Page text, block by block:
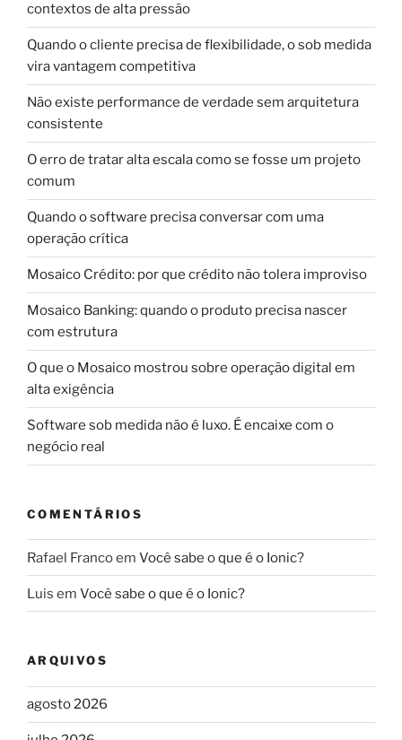
contextos de alta pressão
Quando o cliente precisa de flexibilidade, o sob medida
vira vantagem competitiva
Não existe performance de verdade sem arquitetura
consistente
O erro de tratar alta escala como se fosse um projeto
comum
Quando o software precisa conversar com uma
operação crítica
Mosaico Crédito: por que crédito não tolera improviso
Mosaico Banking: quando o produto precisa nascer
com estrutura
O que o Mosaico mostrou sobre operação digital em
alta exigência
Software sob medida não é luxo. É encaixe com o
negócio real
COMENTÁRIOS
Rafael Francoem Você sabe o que é o Ionic?
Luis em Você sabe o que é o Ionic?
ARQUIVOS
agosto 2026